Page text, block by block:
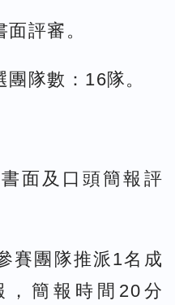
評審。
隊數：16隊。
面及口頭簡報評
賽團隊推派1名成
，簡報時間20分